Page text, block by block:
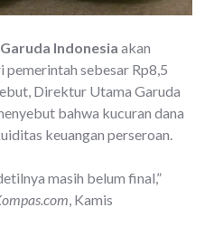
Garuda Indonesia akan
sebesar Rp8,5
Direktur Utama Garuda
bahwa kucuran dana
keuangan perseroan.
masih belum final,”
, Kamis